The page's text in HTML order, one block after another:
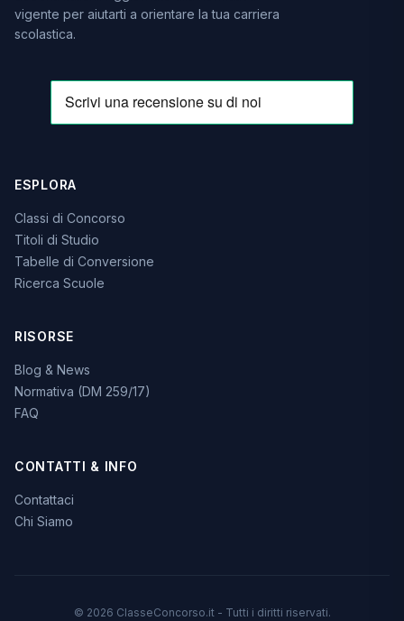
vigente per aiutarti a orientare la tua carriera
scolastica.
ESPLORA
Classi di Concorso
Titoli di Studio
Tabelle di Conversione
Ricerca Scuole
RISORSE
Blog & News
Normativa (DM 259/17)
FAQ
CONTATTI & INFO
Contattaci
Chi Siamo
© 2026 ClasseConcorso.it - Tutti i diritti riservati.